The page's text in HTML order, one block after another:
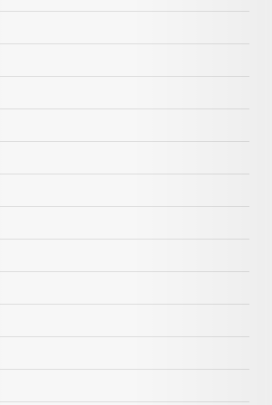
l दि. १० जुलै २०२६
करणार – सचिन केणी…